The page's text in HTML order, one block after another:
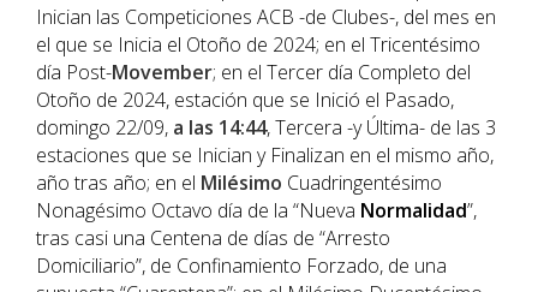
Inician las Competiciones ACB -de Clubes-, del mes en
el que se Inicia el Otoño de 2024; en el Tricentésimo
día Post-Movember; en el Tercer día Completo del
Otoño de 2024, estación que se Inició el Pasado,
domingo 22/09, a las 14:44, Tercera -y Última- de las 3
estaciones que se Inician y Finalizan en el mismo año,
año tras año; en el Milésimo Cuadringentésimo
Nonagésimo Octavo día de la “Nueva Normalidad”,
tras casi una Centena de días de “Arresto
Domiciliario”, de Confinamiento Forzado, de una